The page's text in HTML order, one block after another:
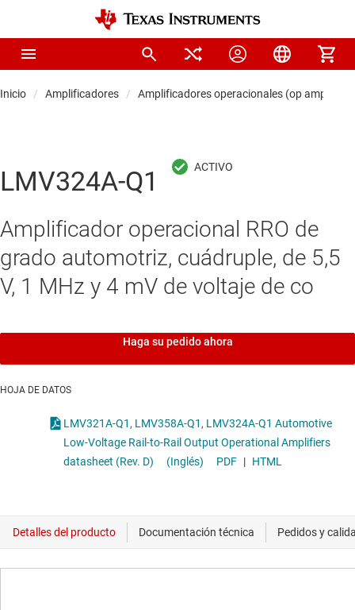
Inicio Amplificadores Amplificadores operacionales (op amps)
LMV324A-Q1
Amplificador operacional RRO de
grado automotriz, cuádruple, de 5,5
V, 1 MHz y 4 mV de voltaje de co
Haga su pedido ahora
HOJA DE DATOS
LMV321A-Q1, LMV358A-Q1, LMV324A-Q1 Automotive
Low-Voltage Rail-to-Rail Output Operational Amplifiers
datasheet (Rev. D)
(Inglés) PDF | HTML